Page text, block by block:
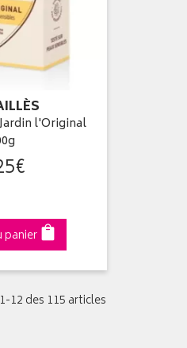
l'Original
€
panier
12 des 115 articles